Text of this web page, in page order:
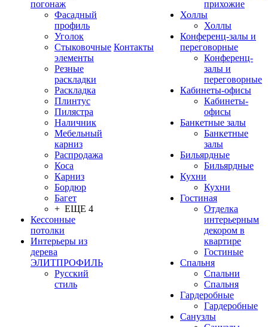
погонаж
Фасадный
профиль
Уголок
Стыковочные
элементы
Резные
раскладки
Раскладка
Плинтус
Пилястра
Наличник
Мебельный
карниз
Распродажа
Коса
Карниз
Бордюр
Багет
+ ЕЩЕ 4
Кессонные
потолки
Интерьеры из
дерева
ЭЛИТПРОФИЛЬ
Русский
стиль
Контакты
прихожие
Холлы
Холлы
Конференц-залы и
переговорные
Конференц-
залы и
переговорные
Кабинеты-офисы
Кабинеты-
офисы
Банкетные залы
Банкетные
залы
Бильярдные
Бильярдные
Кухни
Кухни
Гостиная
Отделка
интерьерным
декором в
квартире
Гостиные
Спальня
Спальни
Спальня
Гардеробные
Гардеробные
Санузлы